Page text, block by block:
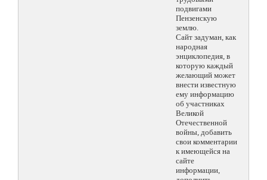
подвигами
Пензенскую
землю.
Сайт задуман, как
народная
энциклопедия, в
которую каждый
желающий может
внести известную
ему информацию
об участниках
Великой
Отечественной
войны, добавить
свои комментарии
к имеющейся на
сайте
информации,